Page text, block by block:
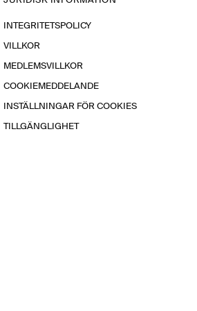
INTEGRITETSPOLICY
VILLKOR
MEDLEMSVILLKOR
COOKIEMEDDELANDE
INSTÄLLNINGAR FÖR COOKIES
TILLGÄNGLIGHET